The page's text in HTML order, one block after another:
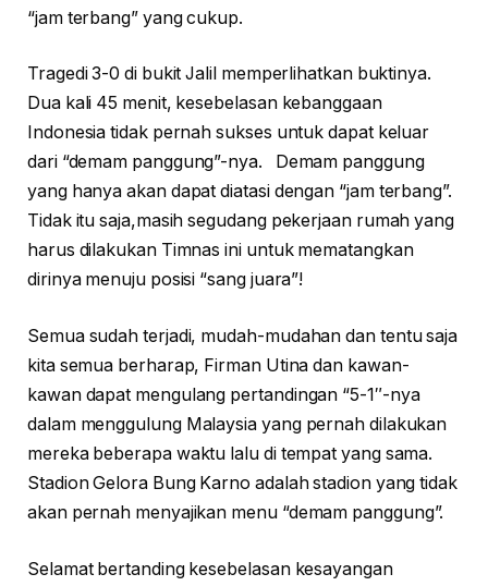
“jam terbang” yang cukup.
Tragedi 3-0 di bukit Jalil memperlihatkan buktinya.
Dua kali 45 menit, kesebelasan kebanggaan
Indonesia tidak pernah sukses untuk dapat keluar
dari “demam panggung”-nya. Demam panggung
yang hanya akan dapat diatasi dengan “jam terbang”.
Tidak itu saja,masih segudang pekerjaan rumah yang
harus dilakukan Timnas ini untuk mematangkan
dirinya menuju posisi “sang juara”!
Semua sudah terjadi, mudah-mudahan dan tentu saja
kita semua berharap, Firman Utina dan kawan-
kawan dapat mengulang pertandingan “5-1″-nya
dalam menggulung Malaysia yang pernah dilakukan
mereka beberapa waktu lalu di tempat yang sama.
Stadion Gelora Bung Karno adalah stadion yang tidak
akan pernah menyajikan menu “demam panggung”.
Selamat bertanding kesebelasan kesayangan